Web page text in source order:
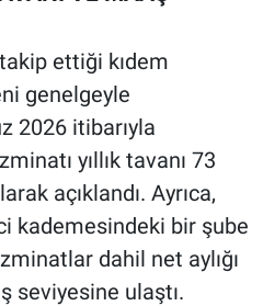
takip ettiği kıdem
genelgeyle
2026 itibarıyla
yıllık tavanı 73
açıklandı. Ayrıca,
kademesindeki bir şube
dahil net aylığı
seviyesine ulaştı.